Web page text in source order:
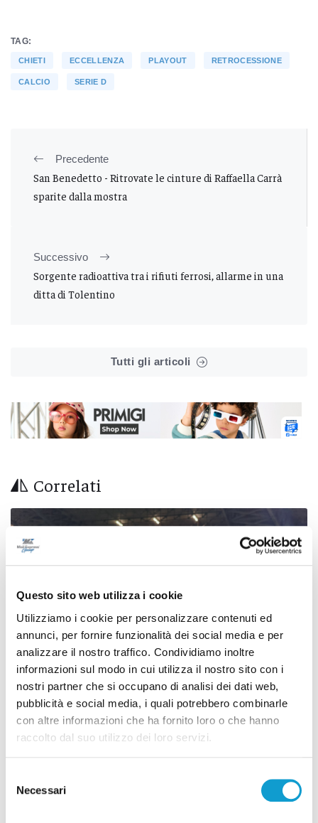
Questo sito web utilizza i cookie
Utilizziamo i cookie per personalizzare contenuti ed
annunci, per fornire funzionalità dei social media e per
analizzare il nostro traffico. Condividiamo inoltre
informazioni sul modo in cui utilizza il nostro sito con i
nostri partner che si occupano di analisi dei dati web,
pubblicità e social media, i quali potrebbero combinarle
con altre informazioni che ha fornito loro o che hanno
raccolto dal suo utilizzo dei loro servizi.
delNecessari
TAG:
CHIETI ECCELLENZA PLAYOUT RETROCESSIONE
CALCIO SERIE D
Precedente
San Benedetto - Ritrovate le cinture di Raffaella Carrà
sparite dalla mostra
Successivo
Sorgente radioattiva tra i rifiuti ferrosi, allarme in una
ditta di Tolentino
Tutti gli articoli
Correlati
Samb-Lanciano 4-0, entrano Sgarbi e Perrotta
e cambia tutto, doppietta di Faggioli